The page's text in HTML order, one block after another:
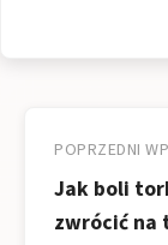
wpisu
POPRZEDNI
Jak boli
zwrócić na